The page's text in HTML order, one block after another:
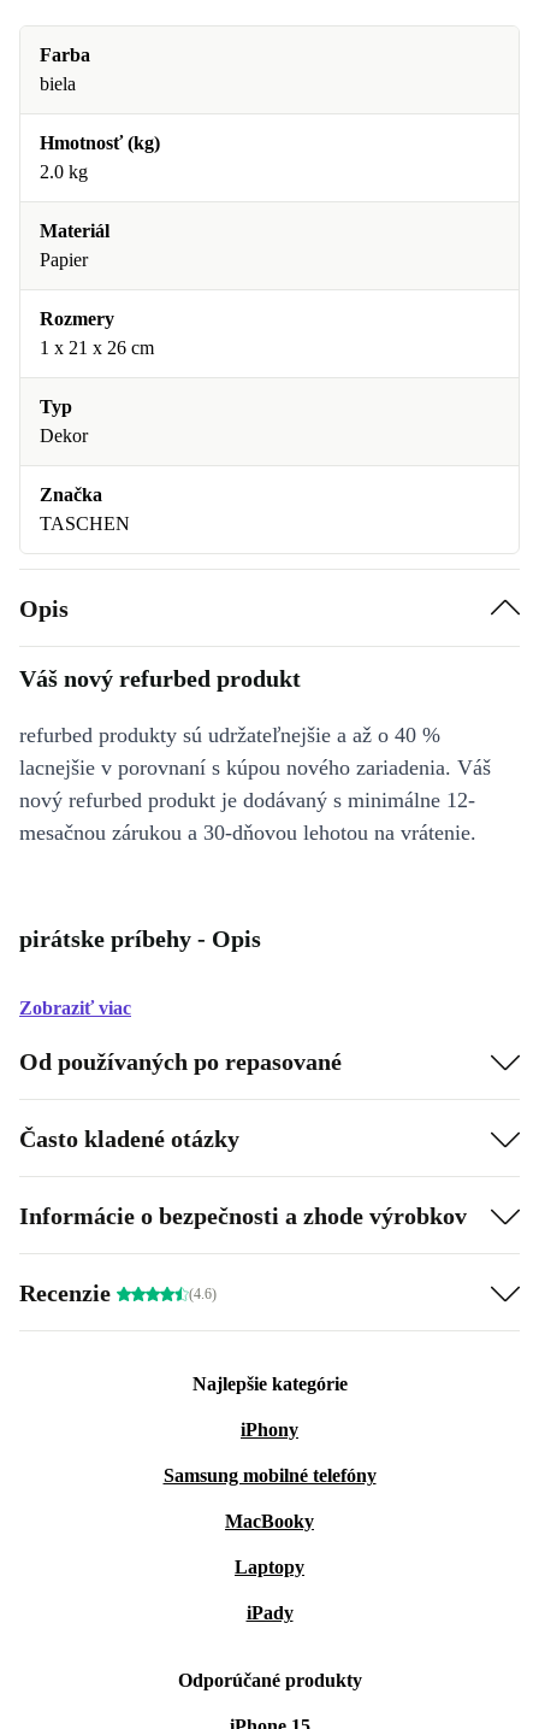
Farba
biela
Hmotnosť (kg)
2.0 kg
Materiál
Papier
Rozmery
1 x 21 x 26 cm
Typ
Dekor
Značka
TASCHEN
Opis
Váš nový refurbed produkt
refurbed produkty sú udržateľnejšie a až o 40 %
lacnejšie v porovnaní s kúpou nového zariadenia. Váš
nový refurbed produkt je dodávaný s minimálne 12-
mesačnou zárukou a 30-dňovou lehotou na vrátenie.
pirátske príbehy - Opis
Zobraziť viac
Od používaných po repasované
Často kladené otázky
Informácie o bezpečnosti a zhode výrobkov
Recenzie (4.6)
Najlepšie kategórie
iPhony
Samsung mobilné telefóny
MacBooky
Laptopy
iPady
Odporúčané produkty